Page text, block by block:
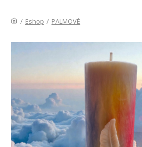
/ Eshop / PALMOVÉ